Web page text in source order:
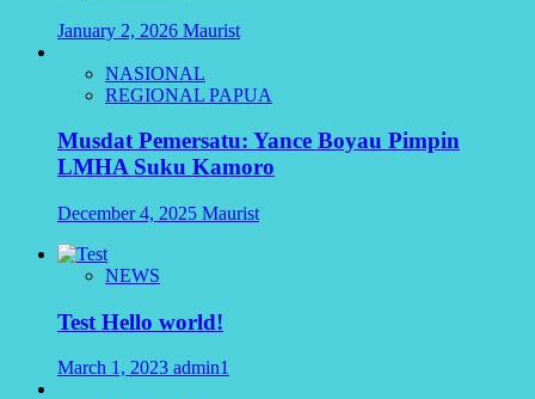
January 2, 2026 Maurist
NASIONAL
REGIONAL PAPUA
Musdat Pemersatu: Yance Boyau Pimpin
LMHA Suku Kamoro
December 4, 2025 Maurist
NEWS
Test Hello world!
March 1, 2023 admin1